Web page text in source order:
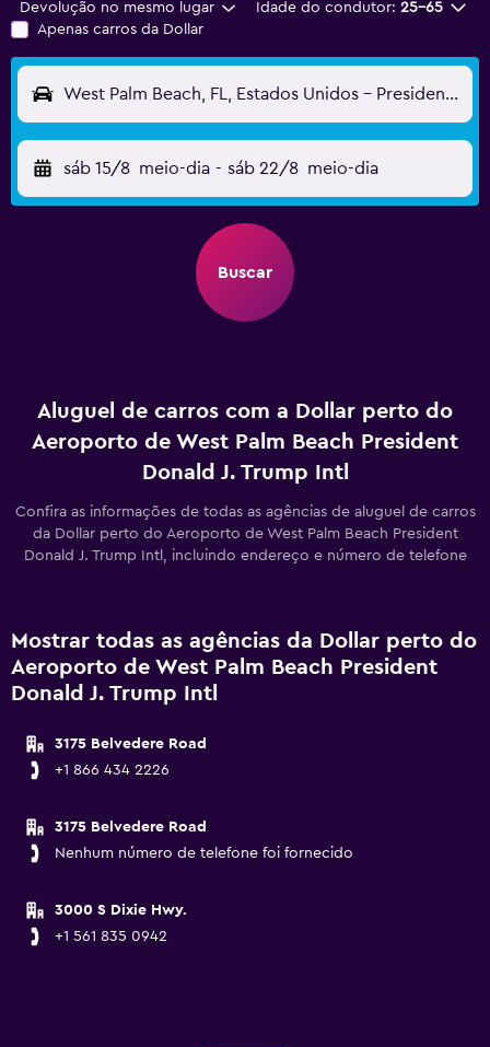
Devolução no mesmo lugar Idade do condutor: 25-65
Apenas carros da Dollar
West Palm Beach, FL, Estados Unidos - President Donald J. Trump Intl (DJT)
sáb 15/8 meio-dia - sáb 22/8 meio-dia
Buscar
Aluguel de carros com a Dollar perto do
Aeroporto de West Palm Beach President
Donald J. Trump Intl
Confira as informações de todas as agências de aluguel de carros
da Dollar perto do Aeroporto de West Palm Beach President
Donald J. Trump Intl, incluindo endereço e número de telefone
Mostrar todas as agências da Dollar perto do
Aeroporto de West Palm Beach President
Donald J. Trump Intl
3175 Belvedere Road
+1 866 434 2226
3175 Belvedere Road
Nenhum número de telefone foi fornecido
3000 S Dixie Hwy.
+1 561 835 0942